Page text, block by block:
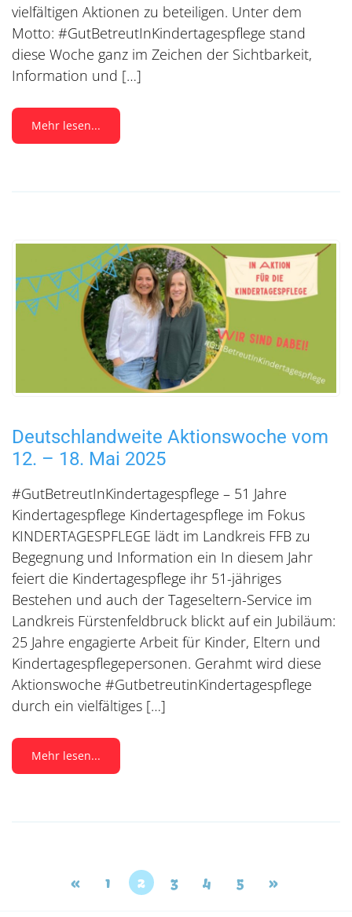
vielfältigen Aktionen zu beteiligen. Unter dem
Motto: #GutBetreutInKindertagespflege stand
diese Woche ganz im Zeichen der Sichtbarkeit,
Information und […]
Mehr lesen...
Deutschlandweite Aktionswoche vom
12. – 18. Mai 2025
#GutBetreutInKindertagespflege – 51 Jahre
Kindertagespflege Kindertagespflege im Fokus
KINDERTAGESPFLEGE lädt im Landkreis FFB zu
Begegnung und Information ein In diesem Jahr
feiert die Kindertagespflege ihr 51-jähriges
Bestehen und auch der Tageseltern-Service im
Landkreis Fürstenfeldbruck blickt auf ein Jubiläum:
25 Jahre engagierte Arbeit für Kinder, Eltern und
Kindertagespflegepersonen. Gerahmt wird diese
Aktionswoche #GutbetreutinKindertagespflege
durch ein vielfältiges […]
Mehr lesen...
« 1 2 3 4 5 »